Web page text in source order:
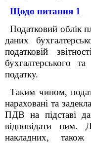
Щодо питання 1
Податковий облік
даних
податковій
бухгалтерського
податку.
Таким чином,
нараховані та
ПДВ на підставі
відповідати ним.
накладних,